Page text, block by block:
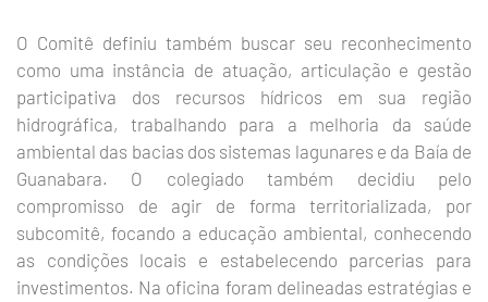
O Comitê definiu também buscar seu reconhecimento
como uma instância de atuação, articulação e gestão
participativa dos recursos hídricos em sua região
hidrográfica, trabalhando para a melhoria da saúde
ambiental das bacias dos sistemas lagunares e da Baía de
Guanabara. O colegiado também decidiu pelo
compromisso de agir de forma territorializada, por
subcomitê, focando a educação ambiental, conhecendo
as condições locais e estabelecendo parcerias para
investimentos. Na oficina foram delineadas estratégias e